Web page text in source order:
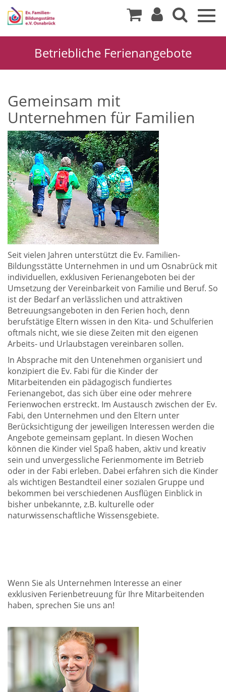
Betriebliche Ferienangebote
Gemeinsam mit
Unternehmen für Familien
Seit vielen Jahren unterstützt die Ev. Familien-
Bildungsstätte Unternehmen in und um Osnabrück mit
individuellen, exklusiven Ferienangeboten bei der
Umsetzung der Vereinbarkeit von Familie und Beruf. So
ist der Bedarf an verlässlichen und attraktiven
Betreuungsangeboten in den Ferien hoch, denn
berufstätige Eltern wissen in den Kita- und Schulferien
oftmals nicht, wie sie diese Zeiten mit den eigenen
Arbeits- und Urlaubstagen vereinbaren sollen.
In Absprache mit den Untenehmen organisiert und
konzipiert die Ev. Fabi für die Kinder der
Mitarbeitenden ein pädagogisch fundiertes
Ferienangebot, das sich über eine oder mehrere
Ferienwochen erstreckt. Im Austausch zwischen der Ev.
Fabi, den Unternehmen und den Eltern unter
Berücksichtigung der jeweiligen Interessen werden die
Angebote gemeinsam geplant. In diesen Wochen
können die Kinder viel Spaß haben, aktiv und kreativ
sein und unvergessliche Ferienmomente im Betrieb
oder in der Fabi erleben. Dabei erfahren sich die Kinder
als wichtigen Bestandteil einer sozialen Gruppe und
bekommen bei verschiedenen Ausflügen Einblick in
bisher unbekannte, z.B. kulturelle oder
naturwissenschaftliche Wissensgebiete.
Wenn Sie als Unternehmen Interesse an einer
exklusiven Ferienbetreuung für Ihre Mitarbeitenden
haben, sprechen Sie uns an!